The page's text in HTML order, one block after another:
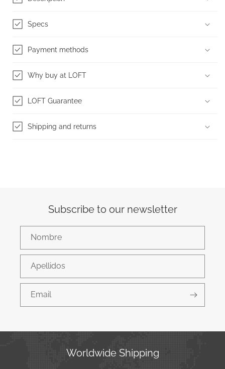
Specs
Payment methods
Why buy at LOFT
LOFT Guarantee
Shipping and returns
Subscribe to our newsletter
Nombre
Apellidos
Email
Worldwide Shipping